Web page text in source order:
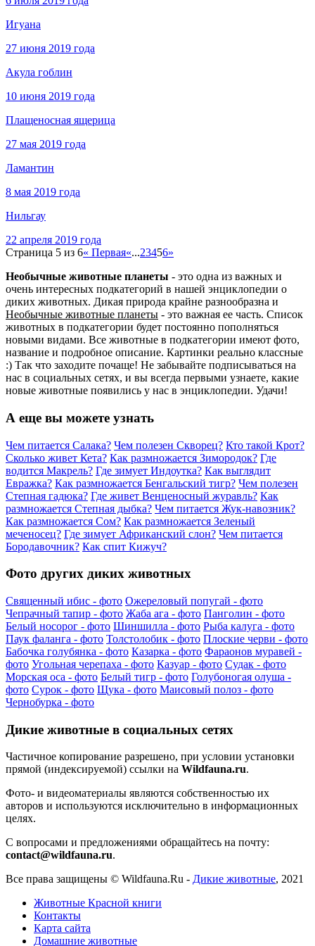
Игуана
27 июня 2019 года
Акула гоблин
10 июня 2019 года
Плащеносная ящерица
27 мая 2019 года
Ламантин
8 мая 2019 года
Нильгау
22 апреля 2019 года
Страница 5 из 6« Первая«...23456»
Необычные животные планеты - это одна из важных и
очень интересных подкатегорий в нашей энциклопедии о
диких животных. Дикая природа крайне разнообразна и
Необычные животные планеты - это важная ее часть. Список
животных в подкатегории будет постоянно пополняться
новыми видами. Все животные в подкатегории имеют фото,
название и подробное описание. Картинки реально классные
:) Так что заходите почаще! Не забывайте подписываться на
нас в социальных сетях, и вы всегда первыми узнаете, какие
новые животные появились у нас в энциклопедии. Удачи!
А еще вы можете узнать
Чем питается Салака? Чем полезен Скворец? Кто такой Крот?
Сколько живет Кета? Как размножается Зимородок? Где
водится Макрель? Где зимует Индоутка? Как выглядит
Евражка? Как размножается Бенгальский тигр? Чем полезен
Степная гадюка? Где живет Венценосный журавль? Как
размножается Степная дыбка? Чем питается Жук-навозник?
Как размножается Сом? Как размножается Зеленый
меченосец? Где зимует Африканский слон? Чем питается
Бородавочник? Как спит Кижуч?
Фото других диких животных
Священный ибис - фото Ожереловый попугай - фото
Чепрачный тапир - фото Жаба ага - фото Панголин - фото
Белый носорог - фото Шиншилла - фото Рыба калуга - фото
Паук фаланга - фото Толстолобик - фото Плоские черви - фото
Бабочка голубянка - фото Казарка - фото Фараонов муравей -
фото Угольная черепаха - фото Казуар - фото Судак - фото
Морская оса - фото Белый тигр - фото Голубоногая олуша -
фото Сурок - фото Щука - фото Маисовый полоз - фото
Чернобурка - фото
Дикие животные в социальных сетях
Частичное копирование разрешено, при условии установки
прямой (индексируемой) ссылки на Wildfauna.ru.
Фото- и видеоматериалы являются собственностью их
авторов и используются исключительно в информационных
целях.
С вопросами и предложениями обращайтесь на почту:
contact@wildfauna.ru.
Все права защищены © Wildfauna.Ru - Дикие животные, 2021
Животные Красной книги
Контакты
Карта сайта
Домашние животные